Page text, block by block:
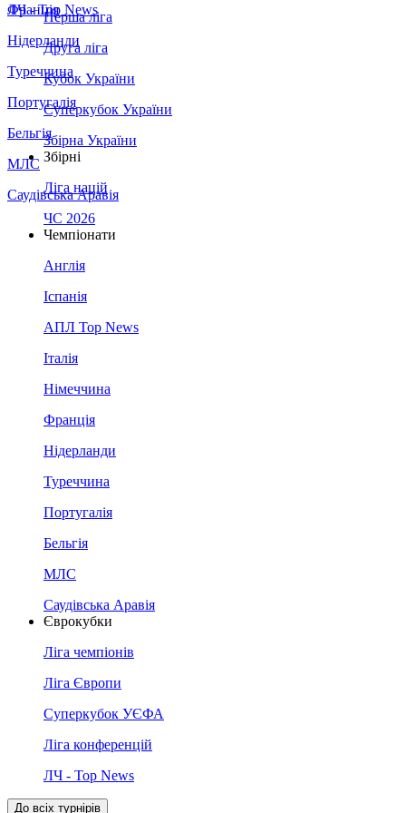
Франція
Нідерланди
Туреччина
Португалія
Бельгія
МЛС
Саудівська Аравія
ЛЧ - Top News
Перша ліга
Друга ліга
Кубок України
Суперкубок України
Збірна України
Збірні
Ліга націй
ЧС 2026
Чемпіонати
Англія
Іспанія
АПЛ Top News
Італія
Німеччина
Франція
Нідерланди
Туреччина
Португалія
Бельгія
МЛС
Саудівська Аравія
Єврокубки
Ліга чемпіонів
Ліга Європи
Суперкубок УЄФА
Ліга конференцій
ЛЧ - Top News
До всіх турнірів